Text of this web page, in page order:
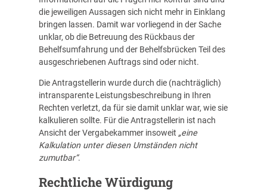
die jeweiligen Aussagen sich nicht mehr in Einklang
bringen lassen. Damit war vorliegend in der Sache
unklar, ob die Betreuung des Rückbaus der
Behelfsumfahrung und der Behelfsbrücken Teil des
ausgeschriebenen Auftrags sind oder nicht.
Die Antragstellerin wurde durch die (nachträglich)
intransparente Leistungsbeschreibung in Ihren
Rechten verletzt, da für sie damit unklar war, wie sie
kalkulieren sollte. Für die Antragstellerin ist nach
Ansicht der Vergabekammer insoweit „eine
Kalkulation unter diesen Umständen nicht
zumutbar“.
Rechtliche Würdigung